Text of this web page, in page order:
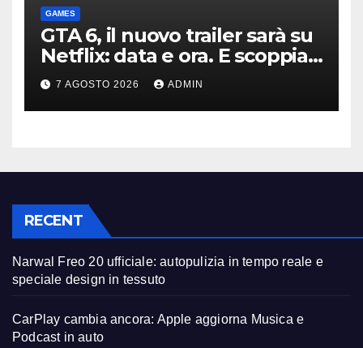
GAMES
GTA 6, il nuovo trailer sarà su
Netflix: data e ora. E scoppia
la polemica
7 AGOSTO 2026 ADMIN
RECENT
Narwal Freo 20 ufficiale: autopulizia in tempo reale e
speciale design in tessuto
CarPlay cambia ancora: Apple aggiorna Musica e
Podcast in auto